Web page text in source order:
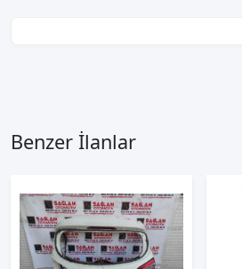
Benzer İlanlar